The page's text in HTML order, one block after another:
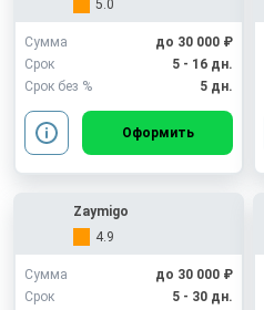
5.0
Сумма
до 30 000 ₽
Срок
5 - 16 дн.
Срок без %
5 дн.
Оформить
Zaymigo
4.9
Сумма
до 30 000 ₽
Срок
5 - 30 дн.